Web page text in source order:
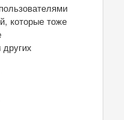
которые тоже